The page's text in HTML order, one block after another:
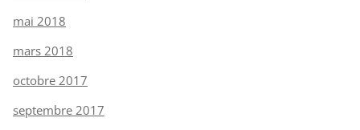
mai 2018
mars 2018
octobre 2017
septembre 2017